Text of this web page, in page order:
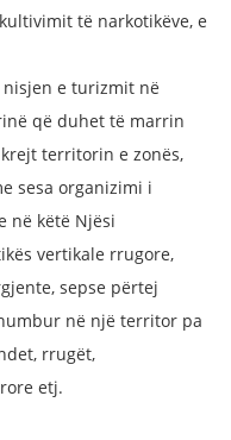
të narkotikëve, e
e turizmit në
që duhet të marrin
territorin e zonës,
sesa organizimi i
në këtë Njësi
vertikale rrugore,
sepse përtej
në një territor pa
rrugët,
etj.